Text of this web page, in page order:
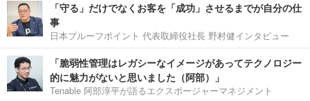
「守る」だけでなくお客を「成功」させるまでが自分の仕
事
日本プルーフポイント 代表取締役社長 野村健インタビュー
「脆弱性管理はレガシーなイメージがあってテクノロジー
的に魅力がないと思いました（阿部）」
Tenable 阿部淳平が語るエクスポージャーマネジメント